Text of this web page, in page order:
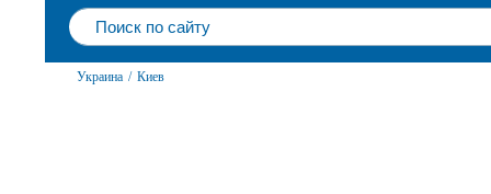
Украина / Киев